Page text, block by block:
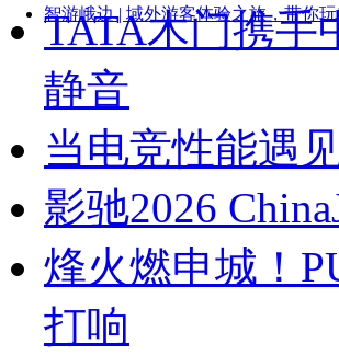
智游峨边 | 域外游客体验之旅，带你
TATA木门携手
静音
当电竞性能遇
影驰2026
烽火燃申城！
打响